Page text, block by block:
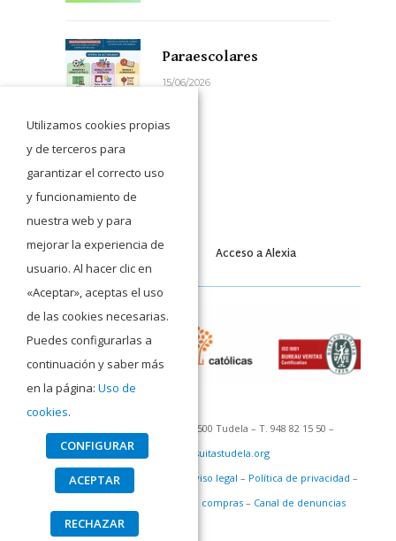
Paraescolares
15/06/2026
Acceso a Moodle Acceso a Alexia
C/ San Francisco Javier 1 – 31500 Tudela – T. 948 82 15 50 –
recepcion@jesuitastudela.org
©Colegio San Francisco Javier –
Aviso legal – Política de privacidad –
Política de compras – Canal de denuncias
Utilizamos cookies propias
y de terceros para
garantizar el correcto uso
y funcionamiento de
nuestra web y para
mejorar la experiencia de
usuario. Al hacer clic en
«Aceptar», aceptas el uso
de las cookies necesarias.
Puedes configurarlas a
continuación y saber más
en la página: Uso de
cookies.
CONFIGURAR
ACEPTAR
RECHAZAR